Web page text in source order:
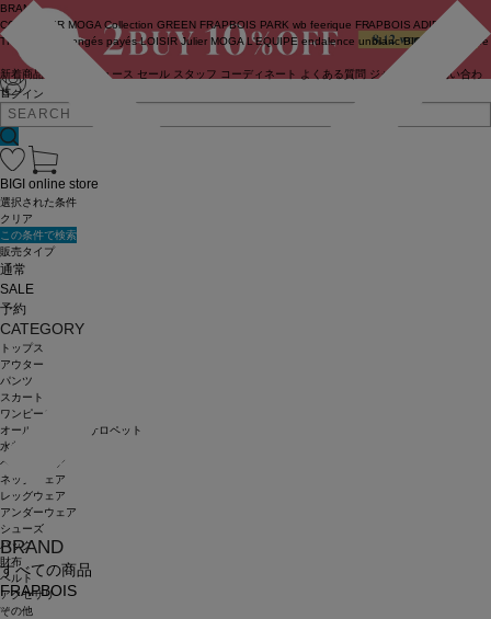
ログイン
BRAND
COUTURIER MOGA Collection GREEN FRAPBOIS PARK wb feerique FRAPBOIS ADIEU
TRISTESSE
congés payés LOISIR Julier MOGA L'EQUIPE endalence unbilanc BIGI online store
新着商品 ニュース セール スタッフ コーディネート よくある質問 ジャーナル
お問い合わ
せ
BRAND
すべての商品
FRAPBOIS
BIGI online store
選択された条件
クリア
この条件で検索
販売タイプ
通常
SALE
予約
CATEGORY
トップス
アウター
パンツ
スカート
ワンピース
オールインワン・サロペット
水着
ヘッドウェア
ネックウェア
レッグウェア
アンダーウェア
シューズ
バッグ
財布
ベルト
アクセサリ
その他